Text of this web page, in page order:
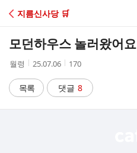
C
지름신사당 🛒
모던하우스 놀러왔어요
작
자
월령
작
시
간
25.07.06
조
수
170
목록 댓글 8